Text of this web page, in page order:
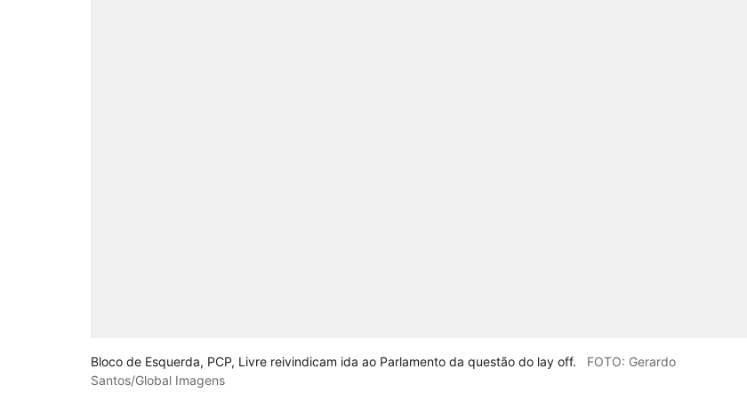
Bloco de Esquerda, PCP, Livre reivindicam ida ao Parlamento da questão do lay off.
FOTO: Gerardo
Santos/Global Imagens